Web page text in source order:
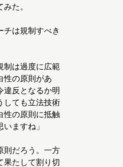
た。
チは規制すべき
制は過度に広範
性の原則があ
違反となるか明
しても立法技術
性の原則に抵触
ますね」
則だろう。一方
果たして割り切